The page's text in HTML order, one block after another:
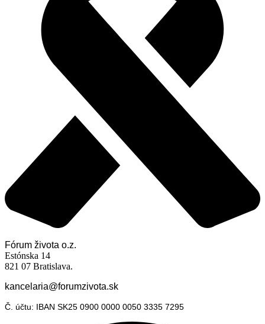
Fórum života o.z.
Estónska 14
821 07 Bratislava.
kancelaria@forumzivota.sk
Č. účtu: IBAN SK25 0900 0000 0050 3335 7295